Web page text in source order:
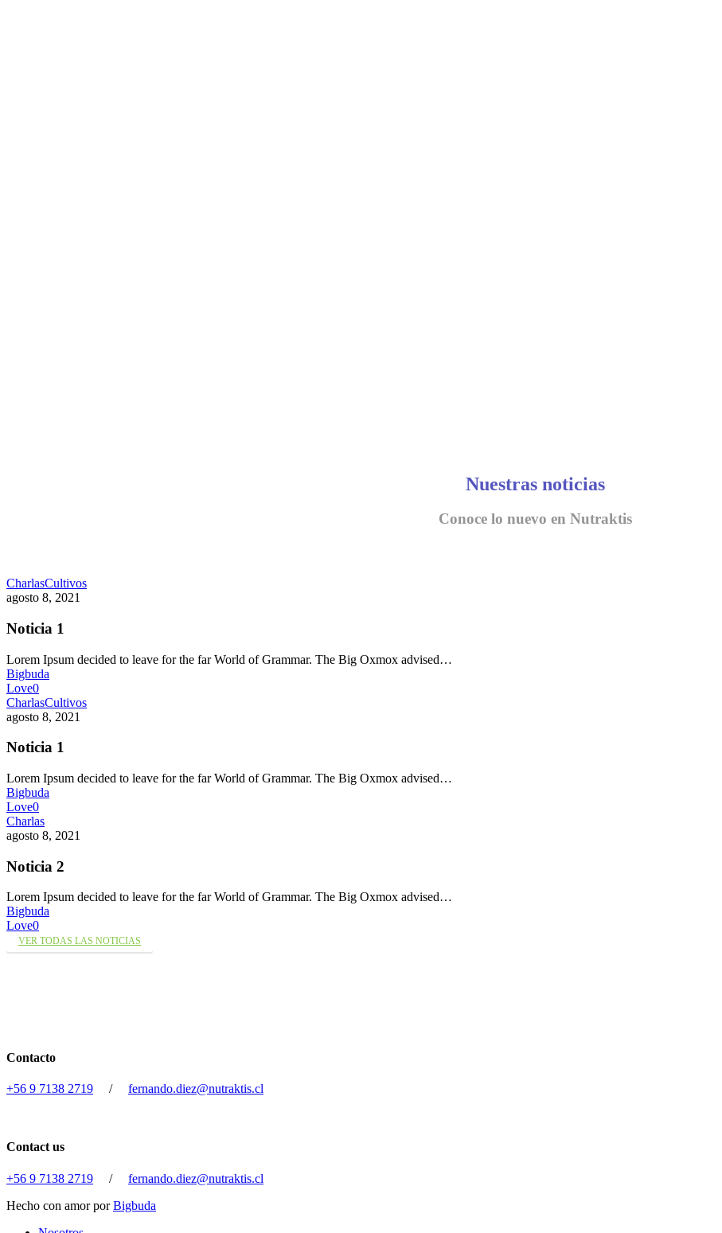
Nuestras noticias
Conoce lo nuevo en Nutraktis
CharlasCultivos
agosto 8, 2021
Noticia 1
Lorem Ipsum decided to leave for the far World of Grammar. The Big Oxmox advised…
Bigbuda
Love0
CharlasCultivos
agosto 8, 2021
Noticia 1
Lorem Ipsum decided to leave for the far World of Grammar. The Big Oxmox advised…
Bigbuda
Love0
Charlas
agosto 8, 2021
Noticia 2
Lorem Ipsum decided to leave for the far World of Grammar. The Big Oxmox advised…
Bigbuda
Love0
VER TODAS LAS NOTICIAS
Contacto
+56 9 7138 2719 / fernando.diez@nutraktis.cl
Contact us
+56 9 7138 2719 / fernando.diez@nutraktis.cl
Hecho con amor porBigbuda